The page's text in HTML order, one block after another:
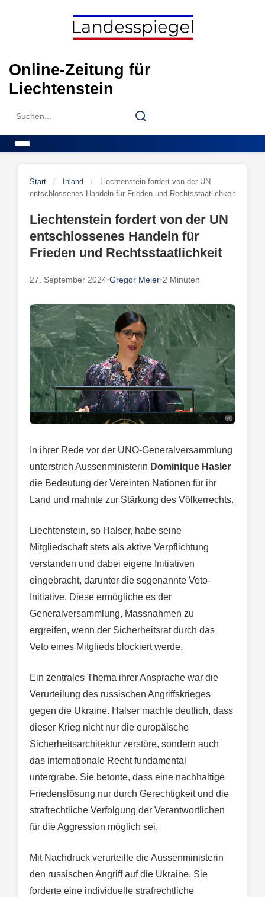
Online-Zeitung für
Liechtenstein
Search
Search
Start / Inland /
Liechtenstein fordert von der UN
entschlossenes Handeln für Frieden und Rechtsstaatlichkeit
Liechtenstein fordert von der UN
entschlossenes Handeln für
Frieden und Rechtsstaatlichkeit
27. September 2024•Gregor Meier•2 Minuten
In ihrer Rede vor der UNO-Generalversammlung
unterstrich Aussenministerin Dominique Hasler
die Bedeutung der Vereinten Nationen für ihr
Land und mahnte zur Stärkung des Völkerrechts.
Liechtenstein, so Halser, habe seine
Mitgliedschaft stets als aktive Verpflichtung
verstanden und dabei eigene Initiativen
eingebracht, darunter die sogenannte Veto-
Initiative. Diese ermögliche es der
Generalversammlung, Massnahmen zu
ergreifen, wenn der Sicherheitsrat durch das
Veto eines Mitglieds blockiert werde.
Ein zentrales Thema ihrer Ansprache war die
Verurteilung des russischen Angriffskrieges
gegen die Ukraine. Halser machte deutlich, dass
dieser Krieg nicht nur die europäische
Sicherheitsarchitektur zerstöre, sondern auch
das internationale Recht fundamental
untergrabe. Sie betonte, dass eine nachhaltige
Friedenslösung nur durch Gerechtigkeit und die
strafrechtliche Verfolgung der Verantwortlichen
für die Aggression möglich sei.
Mit Nachdruck verurteilte die Aussenministerin
den russischen Angriff auf die Ukraine. Sie
forderte eine individuelle strafrechtliche